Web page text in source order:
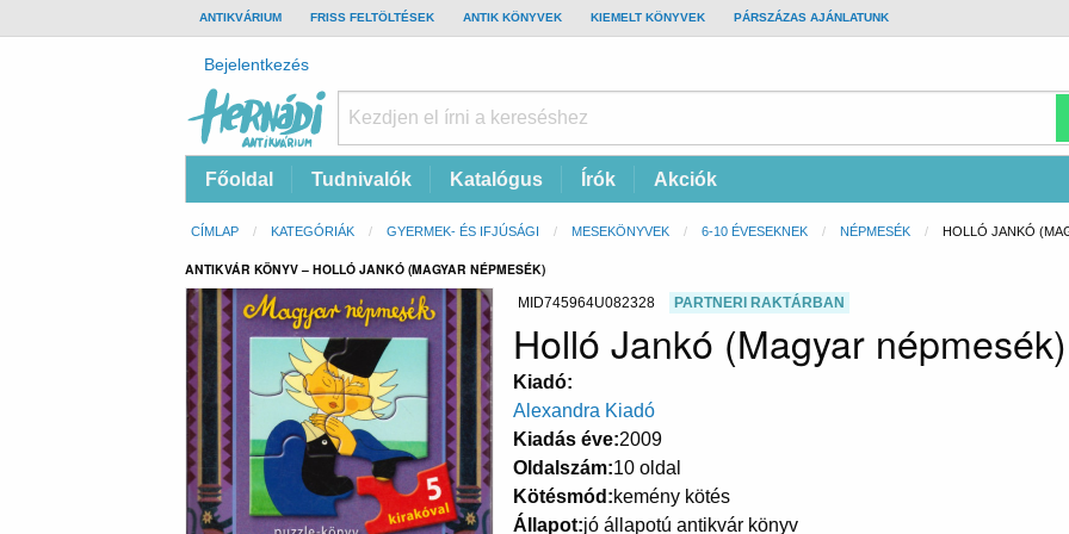
TOP
BAR
ANTIKVÁRIUM FRISS FELTÖLTÉSEK ANTIK KÖNYVEK KIEMELT KÖNYVEK PÁRSZÁZAS AJÁNLATUNK
Felhasználói
fiók
menüje
Bejelentkezés
Antikvárium
Online
Fő
navigáció
Főoldal Tudnivalók Katalógus Írók Akciók
Morzsa
CÍMLAP KATEGÓRIÁK GYERMEK- ÉS IFJÚSÁGI MESEKÖNYVEK 6-10 ÉVESEKNEK NÉPMESÉK CURRENT:
HOLLÓ JANKÓ
ANTIKVÁR KÖNYV – HOLLÓ JANKÓ (MAGYAR NÉPMESÉK)
MID745964U082328 PARTNERI RAKTÁRBAN
Holló Jankó (Magyar népmesék)
Kiadó
Alexandra Kiadó
Kiadás éve 2009
Oldalszám 10 oldal
Kötésmód kemény kötés
Állapot jó állapotú antikvár könyv